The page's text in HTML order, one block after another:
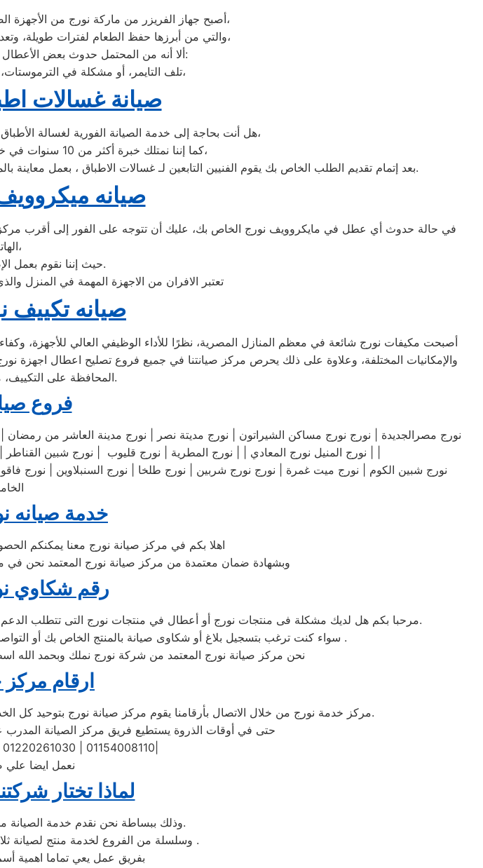
أصبح جهاز الفريزر من ماركة نورج من الأجهزة الضرورية داخل كافة البيوت، وفقًا لمميزاته العديدة،
والتي من أبرزها حفظ الطعام لفترات طويلة، وتعدد موديلاته المختلفة، وبالرغم من مميزاته العديدة،
ألا أنه من المحتمل حدوث بعض الأعطال التي تتطلب الصيانة، ومن هذه الأعطال:
تلف التايمر، أو مشكلة في الترموستات، أو السخان، أو عطل بالدائرة الكهربائية،
صيانة غسالات
هل أنت بحاجة إلى خدمة الصيانة الفورية لغسالة الأطباق لديك؟ نحن نمنحك خدمة الصيانة الفورية التي ترغب بها،
كما إننا نمتلك خبرة أكثر من 10 سنوات في خدمات إصلاحات كافة أنواع غسالات الأطباق،
بعد إتمام تقديم الطلب الخاص بك يقوم الفنيين التابعين لـ غسالات الاطباق ، بعمل معاينة بالمنزل لتحديد العطل، ثم القيام ب اصلاح غسالات اطباق نورج دون سحب الجهاز إلى الوكلاء.
صيانه
في حالة حدوث أي عطل في مايكروويف نورج الخاص بك، عليك أن تتوجه على الفور إلى أقرب
الهاتف،
حيث إننا نقوم بعمل الإصلاحات داخل منزلك.
تعتبر الافران من الاجهزة المهمة في المنزل
صيانه تكييف
أصبحت مكيفات نورج شائعة في معظم المنازل المصرية، نظرًا للأداء الوظيفي العالي للأجهزة،
والإمكانيات المختلفة، وعلاوة على ذلك يحرص مركز صيانتنا في جميع فروع تصليح اعطال اجهزة
المحافظة على التكييف، من نصائح وصيانة دورية.
فروع
نورج شبين الكوم | نورج ميت غمرة | نورج نورج شربين | نورج طلخا | نورج السنبلاوين | نورج
خدمة صيانه
اهلا بكم في مركز صيانة نورج معنا يمكنكم
وبشهادة ضمان معتمدة من مركز صيانة نورج المعتمد نحن في
رقم شكاوي
مرحبا بكم هل لديك مشكلة فى منتجات نورج أو أعطال في منتجات نورج التى تتطلب الدعم الفنى أو هل لديك سؤال؟ يمكننا المساعدة بسهولة لاننا أفضل خدمة عملاء صيانة فى مصر.
سواء كنت ترغب بتسجيل بلاغ أو شكاوى صيانة بالمنتج الخاص بك أو التواصل مع أحد ممثلي خدمة العملاء أو طلب خدمة صيانة الخاصة بمنتجات نورج .
نحن مركز صيانة نورج المعتمد من شركة نورج نملك وبحمد الله
ارقام
مركز خدمة نورج من خلال الاتصال بأرقامنا يقوم مركز صيانة نورج بتوحيد كل الخدمات في مكان واحد وفي أسرع وقت كخدمات مابعد البيع والمبيعات والشكاوي.
حتى في أوقات الذروة يستطيع فريق مركز الصيانة المدرب
| 01154008110|
نعمل ايضا علي
لماذا تختار
وذلك ببساطة نحن نقدم خدمة الصيانة محترفة من خلال مركز رئيسي بالرحاب.
وسلسلة من الفروع لخدمة منتج لصيانة ثلاجاتات نورج فوق اوتوماتيك وتحميل امامي .
بفريق عمل يعي تماما اهمية